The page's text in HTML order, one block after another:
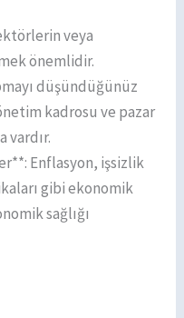
veya
önemlidir.
düşündüğünüz
kadrosu ve pazar
Enflasyon, işsizlik
gibi ekonomik
sağlığı